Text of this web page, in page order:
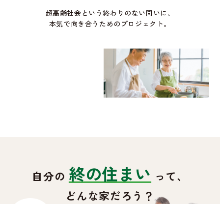
超高齢社会という終わりのない問いに、
本気で向き合うためのプロジェクト。
自分の 終の住まい って、
どんな家だろう？